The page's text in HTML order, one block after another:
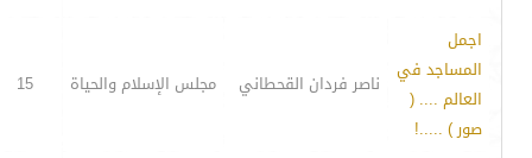
اجمل
المساجد في
العالم .... (
صور ) .....!
ناصر فردان القحطاني مجلس الإسلام والحياة 15